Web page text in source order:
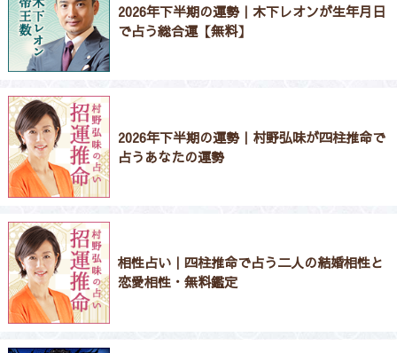
2026年下半期の運勢｜木下レオンが生年月日
で占う総合運【無料】
2026年下半期の運勢｜村野弘味が四柱推命で
占うあなたの運勢
相性占い｜四柱推命で占う二人の結婚相性と
恋愛相性・無料鑑定